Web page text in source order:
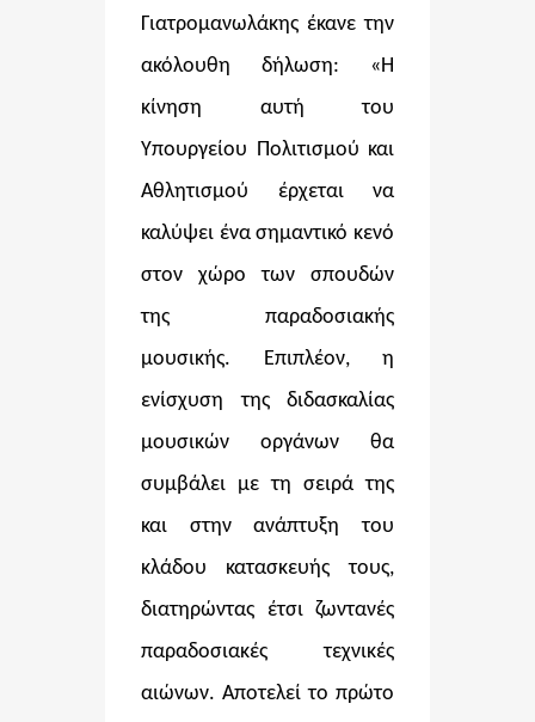
Γιατρομανωλάκης έκανε την
ακόλουθη δήλωση: «Η
κίνηση αυτή του
Υπουργείου Πολιτισμού και
Αθλητισμού έρχεται να
καλύψει ένα σημαντικό κενό
στον χώρο των σπουδών
της παραδοσιακής
μουσικής. Επιπλέον, η
ενίσχυση της διδασκαλίας
μουσικών οργάνων θα
συμβάλει με τη σειρά της
και στην ανάπτυξη του
κλάδου κατασκευής τους,
διατηρώντας έτσι ζωντανές
παραδοσιακές τεχνικές
αιώνων. Αποτελεί το πρώτο